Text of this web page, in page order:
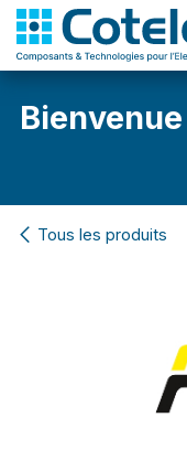
Tous les produits